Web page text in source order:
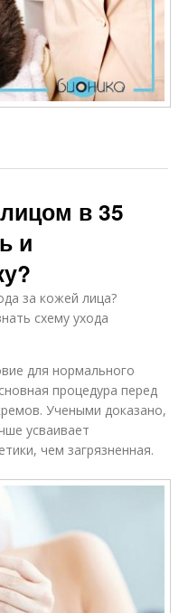
в 35
и
за кожей лица?
схему ухода
для нормального
процедура перед
Учеными доказано,
усваивает
чем загрязненная.